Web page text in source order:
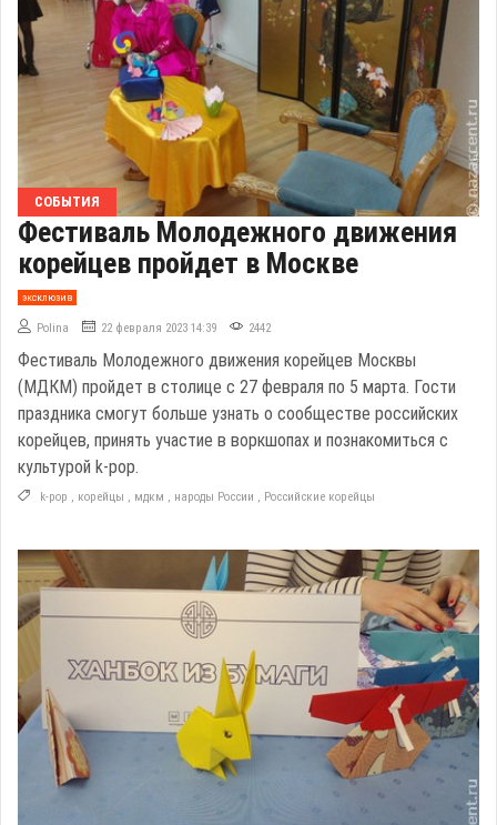
СОБЫТИЯ
Фестиваль Молодежного движения
корейцев пройдет в Москве
эксклюзив
Polina 22 февраля 2023 14:39 2442
Фестиваль Молодежного движения корейцев Москвы
(МДКМ) пройдет в столице с 27 февраля по 5 марта. Гости
праздника смогут больше узнать о сообществе российских
корейцев, принять участие в воркшопах и познакомиться с
культурой k-pop.
k-pop , корейцы , мдкм , народы России , Российские корейцы